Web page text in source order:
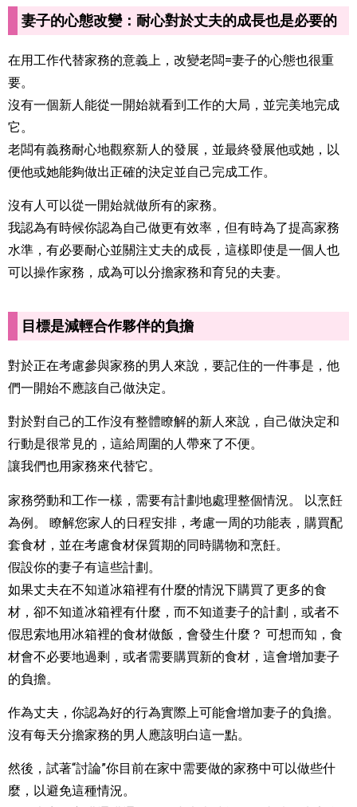
妻子的心態改變：耐心對於丈夫的成長也是必要的
在用工作代替家務的意義上，改變老闆=妻子的心態也很重
要。
沒有一個新人能從一開始就看到工作的大局，並完美地完成
它。
老闆有義務耐心地觀察新人的發展，並最終發展他或她，以
便他或她能夠做出正確的決定並自己完成工作。
沒有人可以從一開始就做所有的家務。
我認為有時候你認為自己做更有效率，但有時為了提高家務
水準，有必要耐心並關注丈夫的成長，這樣即使是一個人也
可以操作家務，成為可以分擔家務和育兒的夫妻。
目標是減輕合作夥伴的負擔
對於正在考慮參與家務的男人來說，要記住的一件事是，他
們一開始不應該自己做決定。
對於對自己的工作沒有整體瞭解的新人來說，自己做決定和
行動是很常見的，這給周圍的人帶來了不便。
讓我們也用家務來代替它。
家務勞動和工作一樣，需要有計劃地處理整個情況。 以烹飪
為例。 瞭解您家人的日程安排，考慮一周的功能表，購買配
套食材，並在考慮食材保質期的同時購物和烹飪。
假設你的妻子有這些計劃。
如果丈夫在不知道冰箱裡有什麼的情況下購買了更多的食
材，卻不知道冰箱裡有什麼，而不知道妻子的計劃，或者不
假思索地用冰箱裡的食材做飯，會發生什麼？ 可想而知，食
材會不必要地過剩，或者需要購買新的食材，這會增加妻子
的負擔。
作為丈夫，你認為好的行為實際上可能會增加妻子的負擔。
沒有每天分擔家務的男人應該明白這一點。
然後，試著“討論”你目前在家中需要做的家務中可以做些什
麼，以避免這種情況。